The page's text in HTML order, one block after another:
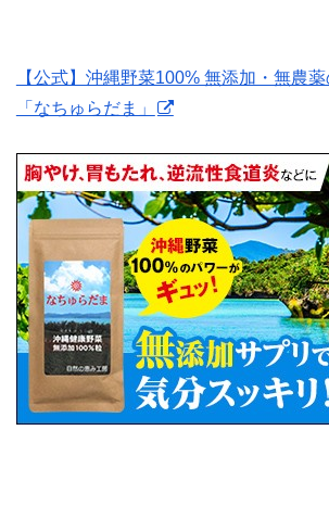
【公式】沖縄野菜100% 無添加・無農
「なちゅらだま」